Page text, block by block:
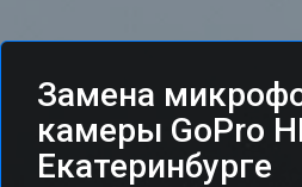
Замена
камеры GoPro
Екатеринбурге